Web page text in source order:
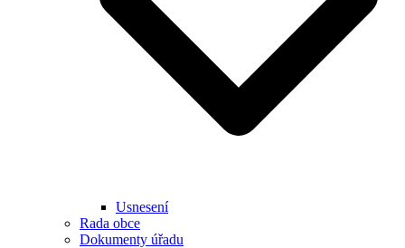
Usnesení
Rada obce
Dokumenty úřadu